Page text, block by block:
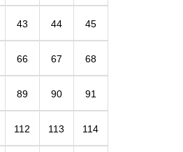
43 44 45
66 67 68
89 90 91
112 113 114